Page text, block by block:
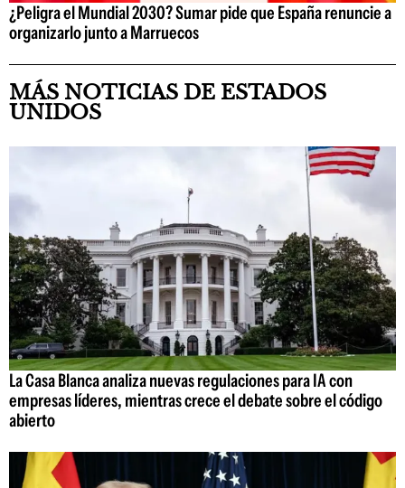
¿Peligra el Mundial 2030? Sumar pide que España renuncie a
organizarlo junto a Marruecos
MÁS NOTICIAS DE ESTADOS
UNIDOS
La Casa Blanca analiza nuevas regulaciones para IA con
empresas líderes, mientras crece el debate sobre el código
abierto